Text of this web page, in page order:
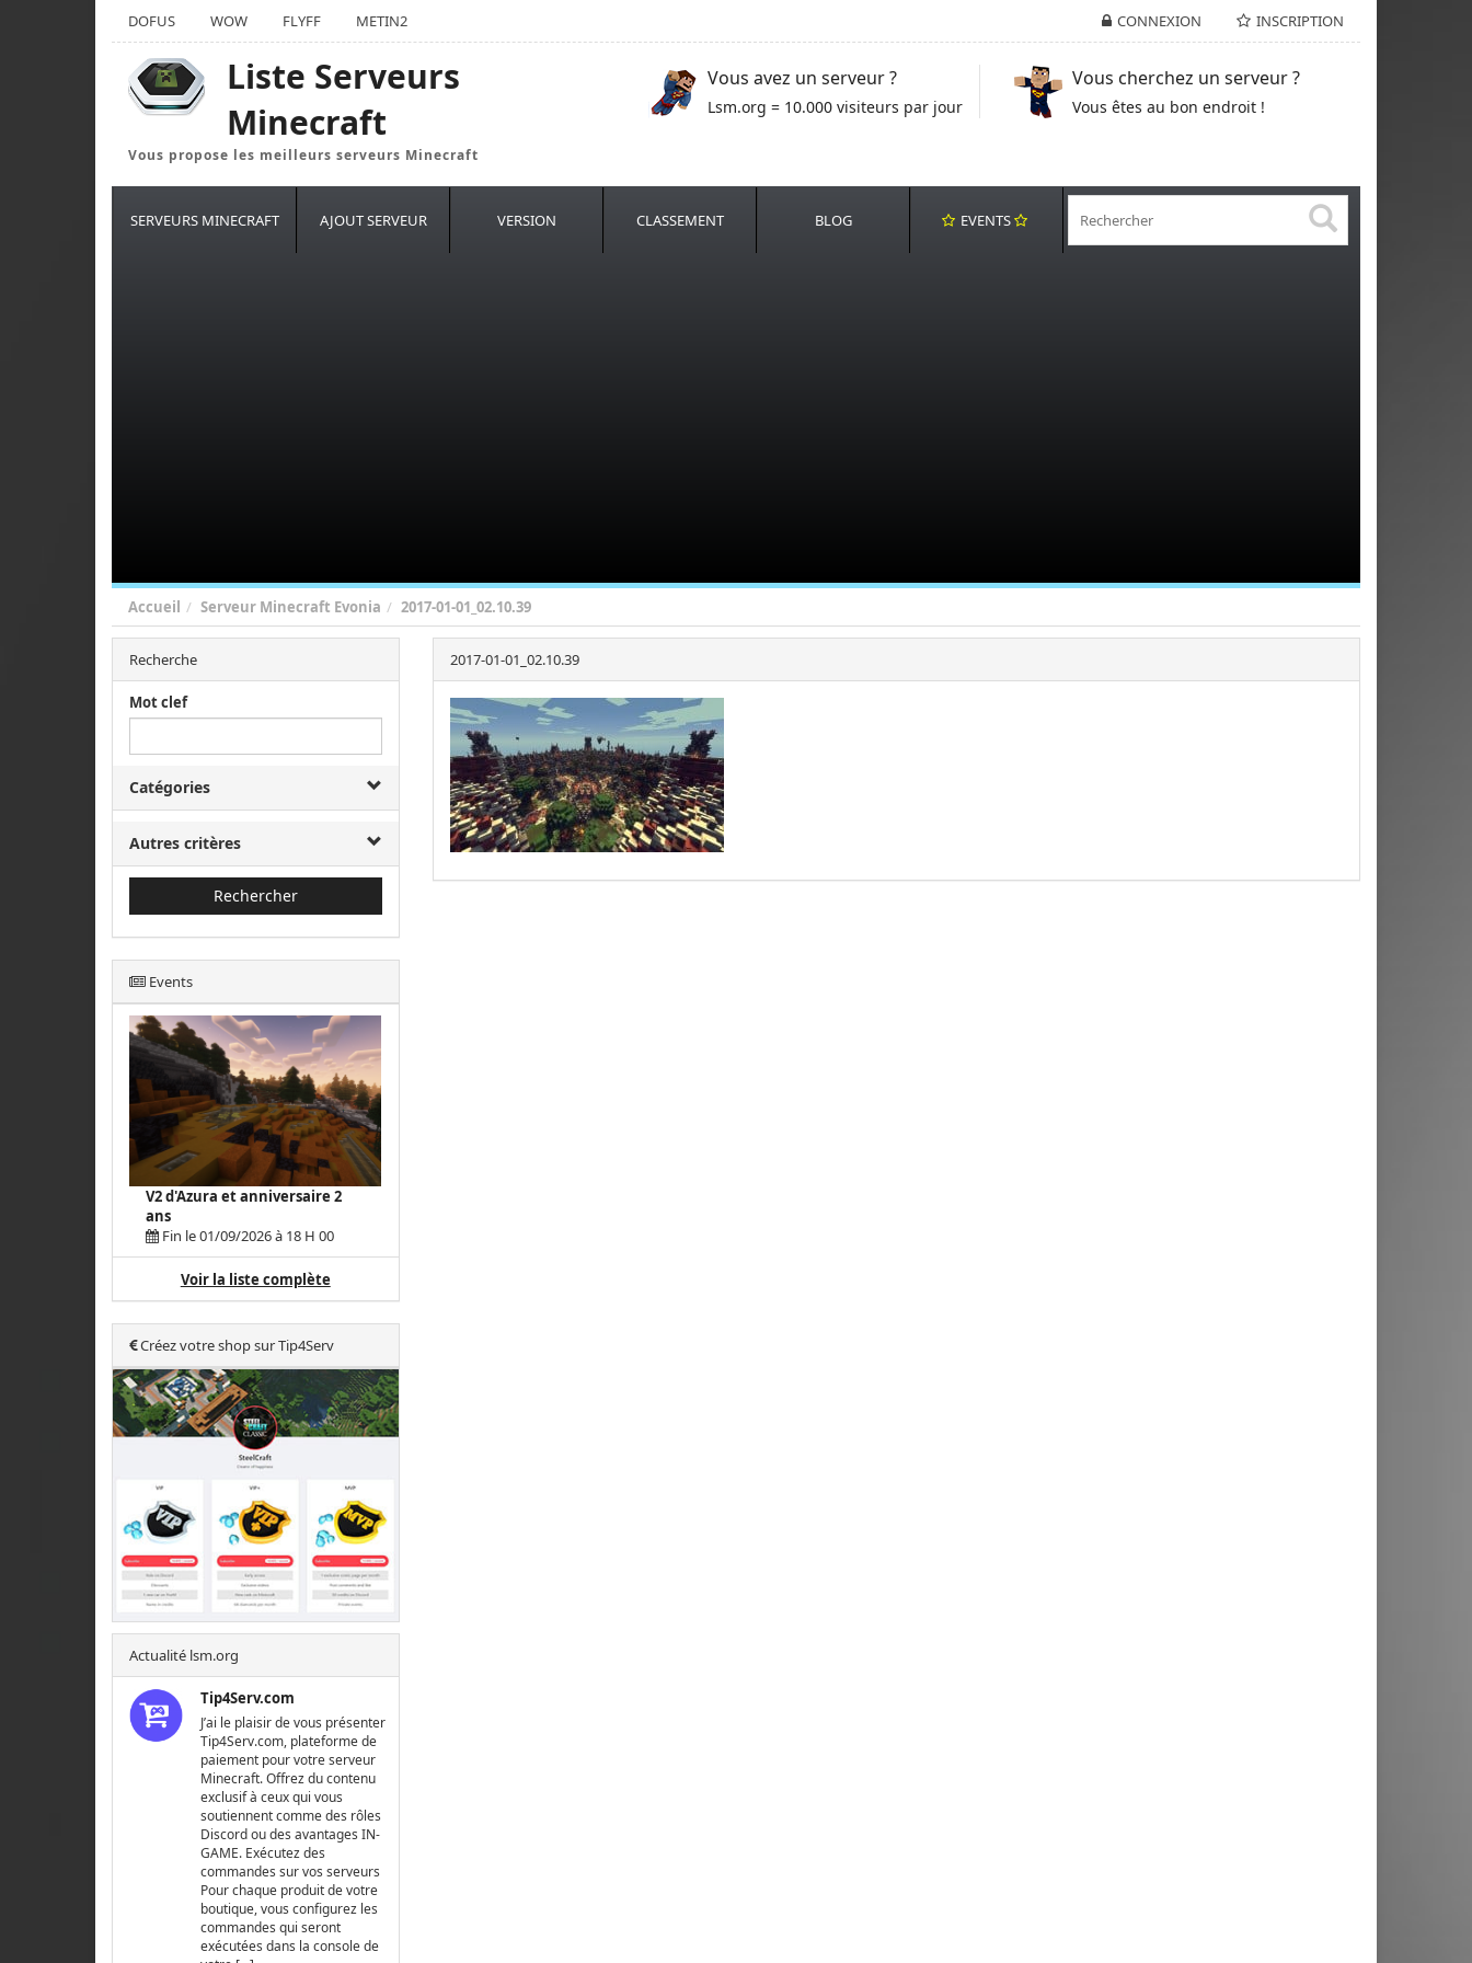
CONNEXION INSCRIPTION
DOFUS WOW FLYFF METIN2
Liste Serveurs
Minecraft
Vous propose les meilleurs serveurs Minecraft
Vous avez un serveur ?
Lsm.org = 10.000 visiteurs par jour
Vous cherchez un serveur ?
Vous êtes au bon endroit !
SERVEURS MINECRAFT AJOUT SERVEUR VERSION CLASSEMENT BLOG EVENTS
Accueil Serveur Minecraft Evonia 2017-01-01_02.10.39
Recherche
Mot clef
Catégories
Autres critères
Rechercher
Events
V2 d'Azura et anniversaire 2
ans
Fin le 01/09/2026 à 18 H 00
Voir la liste complète
Créez votre shop sur Tip4Serv
Actualité lsm.org
Tip4Serv.com
J’ai le plaisir de vous présenter
Tip4Serv.com, plateforme de
paiement pour votre serveur
Minecraft. Offrez du contenu
exclusif à ceux qui vous
soutiennent comme des rôles
Discord ou des avantages IN-
GAME. Exécutez des
commandes sur vos serveurs
Pour chaque produit de votre
boutique, vous configurez les
commandes qui seront
exécutées dans la console de
2017-01-01_02.10.39